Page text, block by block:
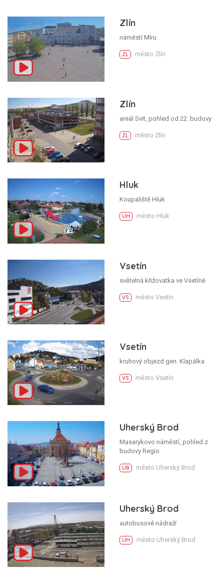
Zlín
náměstí Míru
ZL město Zlín
Zlín
areál Svit, pohled od 22. budovy
ZL město Zlín
Hluk
Koupaliště Hluk
UH město Hluk
Vsetín
světelná křižovatka ve Vsetíně
VS město Vsetín
Vsetín
kruhový objezd gen. Klapálka
VS město Vsetín
Uherský Brod
Masarykovo náměstí, pohled z
budovy Regio
UB město Uherský Brod
Uherský Brod
autobusové nádraží
UH město Uherský Brod